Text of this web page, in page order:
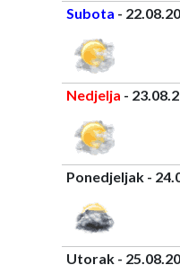
Subota -
Nedjelja -
Ponedjeljak -
Utorak -